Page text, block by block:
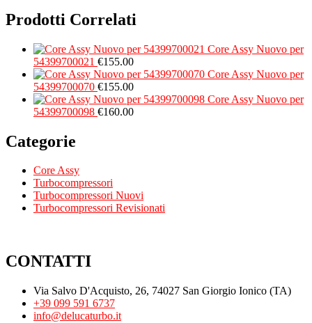
Prodotti Correlati
Core Assy Nuovo per
54399700021 €155.00
Core Assy Nuovo per
54399700070 €155.00
Core Assy Nuovo per
54399700098 €160.00
Categorie
Core Assy
Turbocompressori
Turbocompressori Nuovi
Turbocompressori Revisionati
CONTATTI
Via Salvo D'Acquisto, 26, 74027 San Giorgio Ionico (TA)
+39 099 591 6737
info@delucaturbo.it